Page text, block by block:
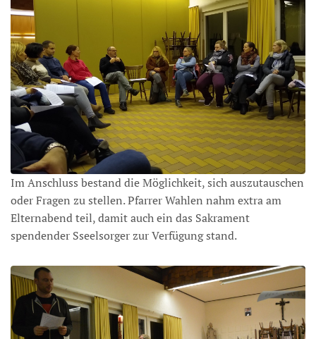
Im Anschluss bestand die Möglichkeit, sich auszutauschen
oder Fragen zu stellen. Pfarrer Wahlen nahm extra am
Elternabend teil, damit auch ein das Sakrament
spendender Sseelsorger zur Verfügung stand.